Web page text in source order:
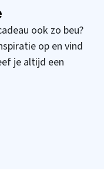
ook zo beu?
op en vind
je altijd een